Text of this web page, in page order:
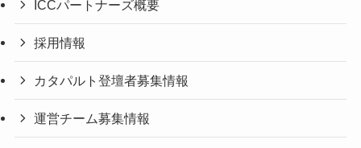
ICCパートナーズ概要
採用情報
カタパルト登壇者募集情報
運営チーム募集情報